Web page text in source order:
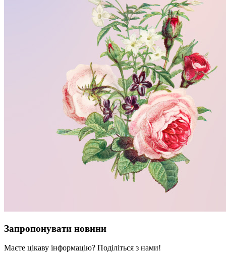
Запропонувати новини
Маєте цікаву інформацію? Поділіться з нами!